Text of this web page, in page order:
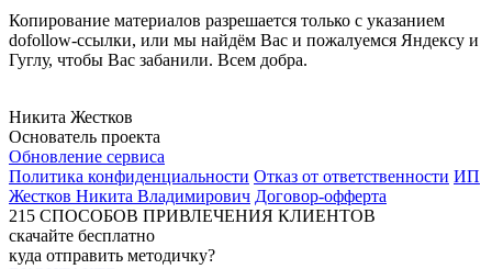
Копирование материалов разрешается только с указанием
dofollow-ссылки, или мы найдём Вас и пожалуемся Яндексу и
Гуглу, чтобы Вас забанили. Всем добра.
Никита Жестков
Основатель проекта
Обновление сервиса
Политика конфиденциальности Отказ от ответственности ИП
Жестков Никита Владимирович Договор-офферта
215 СПОСОБОВ ПРИВЛЕЧЕНИЯ КЛИЕНТОВ
скачайте бесплатно
куда отправить методичку?